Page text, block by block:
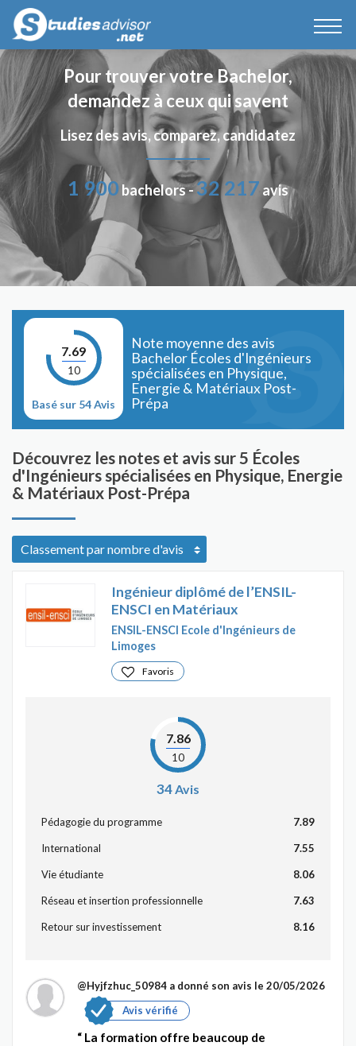
Pour trouver votre Bachelor,
demandez à ceux qui savent
Lisez des avis, comparez, candidatez
1 900 bachelors -32 217 avis
7.69
10
Basé sur 54 Avis
Note moyenne des avis
Bachelor Écoles d'Ingénieurs
spécialisées en Physique,
Energie & Matériaux Post-
Prépa
Découvrez les notes et avis sur 5 Écoles
d'Ingénieurs spécialisées en Physique, Energie
& Matériaux Post-Prépa
Ingénieur diplômé de l’ENSIL-
ENSCI en Matériaux
ENSIL-ENSCI Ecole d'Ingénieurs de
Limoges
Favoris
7.86
10
34Avis
Pédagogie du programme 7.89
International 7.55
Vie étudiante 8.06
Réseau et insertion professionnelle 7.63
Retour sur investissement 8.16
@Hyjfzhuc_50984 a donné son avis le 20/05/2026
Avis vérifié
La formation offre beaucoup de